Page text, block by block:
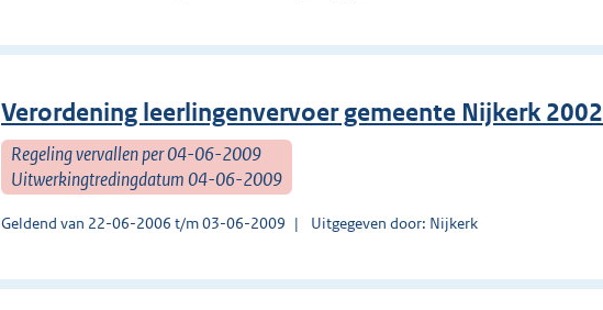
Verordening leerlingenvervoer gemeente Nijkerk 2002
Regeling vervallen per 04-06-2009
Uitwerkingtredingdatum 04-06-2009
Geldend van 22-06-2006 t/m 03-06-2009 Uitgegeven door: Nijkerk